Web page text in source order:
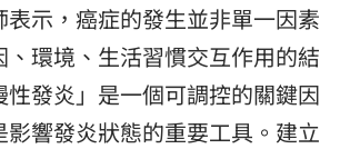
表示，癌症的發生並非單一因素
、環境、生活習慣交互作用的結
性發炎」是一個可調控的關鍵因
影響發炎狀態的重要工具。建立